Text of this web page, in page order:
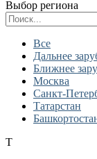
Выбор региона
Все
Дальнее
Ближнее
Москва
Санкт-
Татарстан
Т